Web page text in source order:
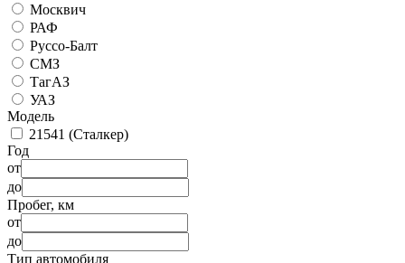
Москвич
РАФ
Руссо-Балт
СМЗ
ТагАЗ
УАЗ
Модель
21541 (Сталкер)
Год
от
до
Пробег, км
от
до
Тип автомобиля